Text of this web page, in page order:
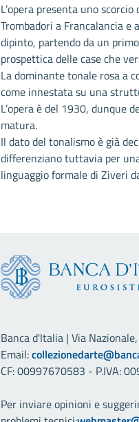
L’opera presenta uno
Trombadori a Francalancia
dipinto, partendo da un
prospettica delle case che
La dominante tonale rosa a
come innestata su una
L’opera è del 1930, dunque
matura.
Il dato del tonalismo è già
differenziano tuttavia per
linguaggio formale di Ziveri
Banca d'Italia | Via
Email:
CF: 00997670583 - P.IVA:
Per inviare opinioni e